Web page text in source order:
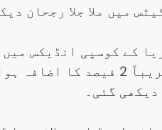
میں ملا جلا رجحان
تائیوان ایس ای انڈیکس میں
گئی۔